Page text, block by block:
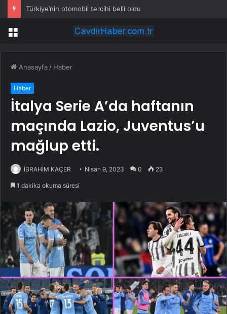
Türkiye’nin otomobil tercihi belli oldu
Menü
Anasayfa / Haber
Haber
İtalya Serie A’da haftanın
maçında Lazio, Juventus’u
mağlup etti.
İBRAHİM KAÇER Nisan 9, 2023 0 23
1 dakika okuma süresi